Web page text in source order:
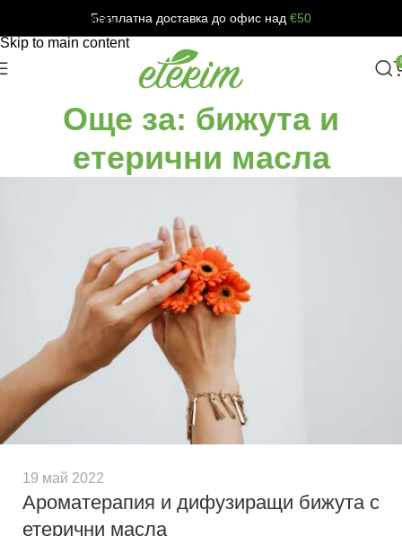
Skip to navigation
Skip to main content
Безплатна доставка до офис над €50
Още за: бижута и
етерични масла
19 май 2022
Ароматерапия и дифузиращи бижута с
етерични масла